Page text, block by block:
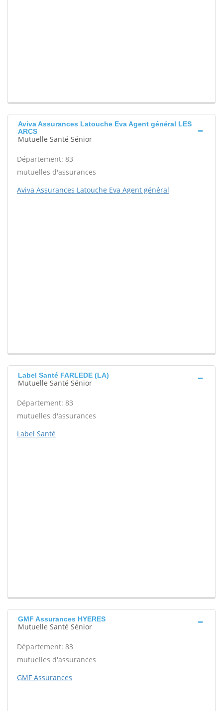
Aviva Assurances Latouche Eva Agent général LES
ARCS
Mutuelle Santé Sénior
Département: 83
mutuelles d'assurances
Aviva Assurances Latouche Eva Agent général
Label Santé FARLEDE (LA)
Mutuelle Santé Sénior
Département: 83
mutuelles d'assurances
Label Santé
GMF Assurances HYERES
Mutuelle Santé Sénior
Département: 83
mutuelles d'assurances
GMF Assurances